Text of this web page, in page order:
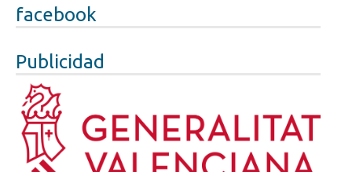
facebook
Publicidad